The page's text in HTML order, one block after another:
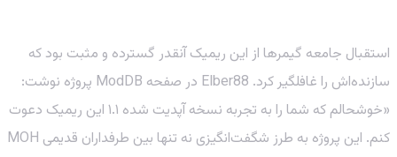
استقبال جامعه گیمرها از این ریمیک آنقدر گسترده و مثبت بود که
سازنده‌اش را غافلگیر کرد. Elber88 در صفحه ModDB پروژه نوشت:
«خوشحالم که شما را به تجربه نسخه آپدیت شده ۱.۱ این ریمیک دعوت
کنم. این پروژه به طرز شگفت‌انگیزی نه تنها بین طرفداران قدیمی MOH